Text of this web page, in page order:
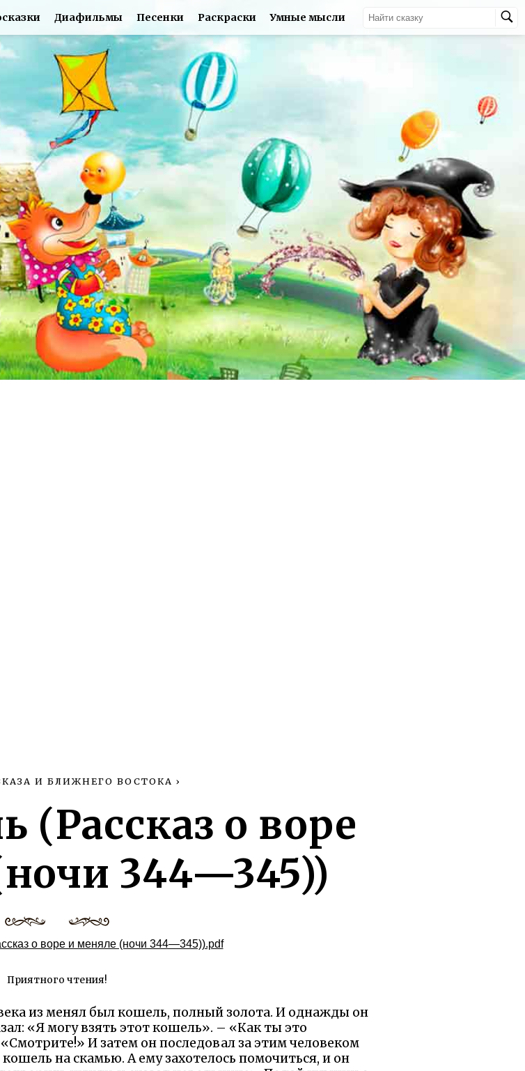
Диафильмы Песенки Раскраски Умные мысли
И БЛИЖНЕГО ВОСТОКА ›
(Рассказ о воре
344—345))
о воре и меняле (ночи 344—345)).pdf
Приятного чтения!
из менял был кошель, полный золота. И однажды он
«Я могу взять этот кошель». – «Как ты это
И затем он последовал за этим человеком
на скамью. А ему захотелось помочиться, и он